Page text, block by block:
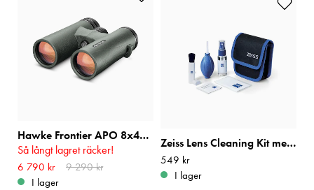
Hawke Frontier APO 8x42 Grön
Så långt lagret räcker!
Nuvarande pris:6 790 kr
pris : 9 290 kr
6 790 kr
9 290 kr
I lager
Zeiss Lens Cleaning Kit med Blåsbälg
Pris: 549 kr
549 kr
I lager